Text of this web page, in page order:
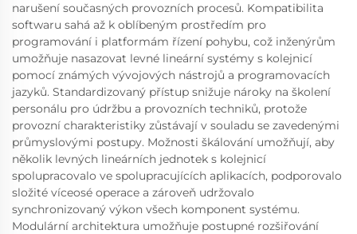
narušení současných provozních procesů. Kompatibilita
softwaru sahá až k oblíbeným prostředím pro
programování i platformám řízení pohybu, což inženýrům
umožňuje nasazovat levné lineární systémy s kolejnicí
pomocí známých vývojových nástrojů a programovacích
jazyků. Standardizovaný přístup snižuje nároky na školení
personálu pro údržbu a provozních techniků, protože
provozní charakteristiky zůstávají v souladu se zavedenými
průmyslovými postupy. Možnosti škálování umožňují, aby
několik levných lineárních jednotek s kolejnicí
spolupracovalo ve spolupracujících aplikacích, podporovalo
složité víceosé operace a zároveň udržovalo
synchronizovaný výkon všech komponent systému.
Modulární architektura umožňuje postupné rozšiřování